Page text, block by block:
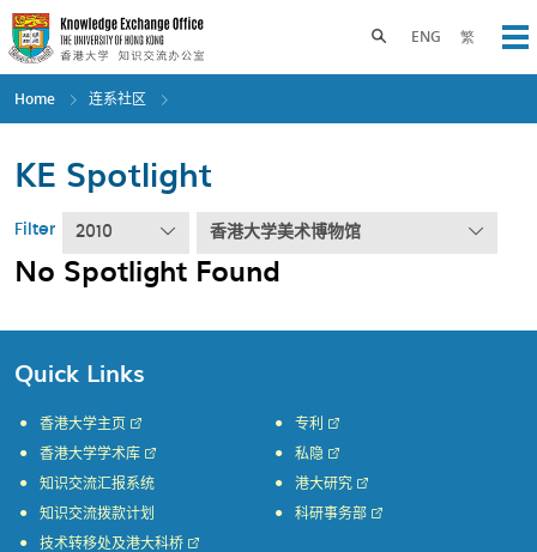
Skip
to
main
content
ENG 繁
Toggle search panel
Home 连系社区
KE Spotlight
Filter 2010 香港大学美术博物馆
No Spotlight Found
Quick Links
香港大学主页
香港大学学术库
知识交流汇报系统
知识交流拨款计划
专利
私隐
港大研究
科研事务部
技术转移处及港大科桥